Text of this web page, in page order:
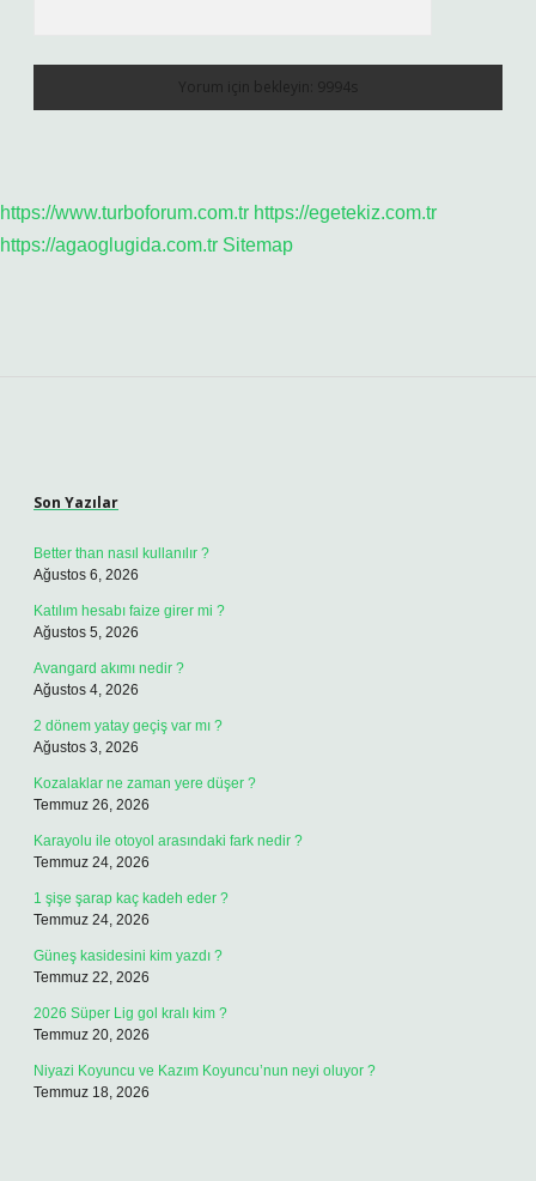
https://www.turboforum.com.tr https://egetekiz.com.tr
https://agaoglugida.com.tr Sitemap
Son Yazılar
Better than nasıl kullanılır ?
Ağustos 6, 2026
Katılım hesabı faize girer mi ?
Ağustos 5, 2026
Avangard akımı nedir ?
Ağustos 4, 2026
2 dönem yatay geçiş var mı ?
Ağustos 3, 2026
Kozalaklar ne zaman yere düşer ?
Temmuz 26, 2026
Karayolu ile otoyol arasındaki fark nedir ?
Temmuz 24, 2026
1 şişe şarap kaç kadeh eder ?
Temmuz 24, 2026
Güneş kasidesini kim yazdı ?
Temmuz 22, 2026
2026 Süper Lig gol kralı kim ?
Temmuz 20, 2026
Niyazi Koyuncu ve Kazım Koyuncu’nun neyi oluyor ?
Temmuz 18, 2026